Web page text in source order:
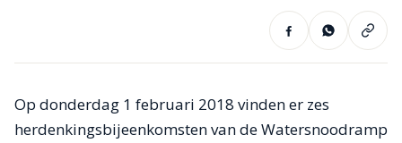
Op donderdag 1 februari 2018 vinden er zes
herdenkingsbijeenkomsten van de Watersnoodramp